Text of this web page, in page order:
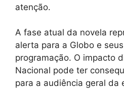
atenção.
A fase atual da novela
alerta para a Globo e
programação. O impacto
Nacional pode ter
para a audiência geral da